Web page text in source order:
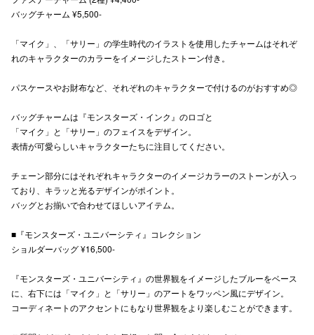
バッグチャーム ¥5,500-
「マイク」、「サリー」の学生時代のイラストを使用したチャームはそれぞ
れのキャラクターのカラーをイメージしたストーン付き。
パスケースやお財布など、それぞれのキャラクターで付けるのがおすすめ◎
バッグチャームは『モンスターズ・インク』のロゴと
「マイク」と「サリー」のフェイスをデザイン。
表情が可愛らしいキャラクターたちに注目してください。
チェーン部分にはそれぞれキャラクターのイメージカラーのストーンが入っ
ており、キラッと光るデザインがポイント。
バッグとお揃いで合わせてほしいアイテム。
■『モンスターズ・ユニバーシティ』コレクション
ショルダーバッグ ¥16,500-
『モンスターズ・ユニバーシティ』の世界観をイメージしたブルーをベース
に、右下には「マイク」と「サリー」のアートをワッペン風にデザイン。
コーディネートのアクセントにもなり世界観をより楽しむことができます。
那覇オ